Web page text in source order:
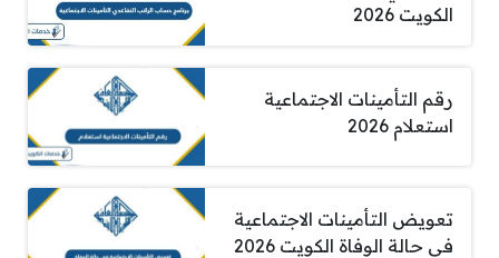
الكويت 2026
رقم التأمينات الاجتماعية
استعلام 2026
تعويض التأمينات الاجتماعية
في حالة الوفاة الكويت 2026